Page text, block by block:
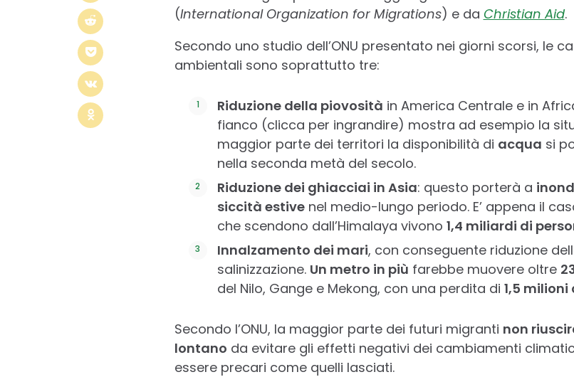
(International Organization for Migrations) e da Christian Aid.
Secondo uno studio dell’ONU presentato nei giorni scorsi, le
ambientali sono soprattutto tre:
Riduzione della piovosità in America Centrale e in
fianco (clicca per ingrandire) mostra ad esempio la
maggior parte dei territori la disponibilità di acqua si
nella seconda metà del secolo.
Riduzione dei ghiacciai in Asia: questo porterà a
siccità estivenel medio-lungo periodo. E’ appena il
che scendono dall’Himalaya vivono 1,4 miliardi di
Innalzamento dei mari, con conseguente riduzione
salinizzazione. Un metro in più farebbe muovere oltre
del Nilo, Gange e Mekong, con una perdita di 1,5
Secondo l’ONU, la maggior parte dei futuri migranti non
lontano da evitare gli effetti negativi dei cambiamenti
essere precari come quelli lasciati.